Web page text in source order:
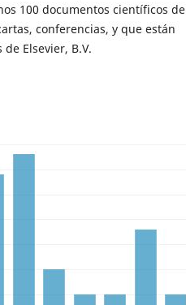
100 documentos científicos de
conferencias, y que están
Elsevier, B.V.